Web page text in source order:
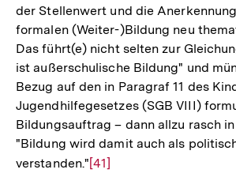
der Stellenwert und die
formalen (Weiter-)Bildung neu
Das führt(e) nicht selten zur
ist außerschulische Bildung" und
Bezug auf den in Paragraf 11 des
Jugendhilfegesetzes (SGB VIII)
Bildungsauftrag – dann allzu rasch
"Bildung wird damit auch als
verstanden."Zur
[41]